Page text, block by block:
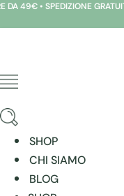
Vai
al
SPEDIZIONE GRATUITA A
SHOP
CHI SIAMO
BLOG